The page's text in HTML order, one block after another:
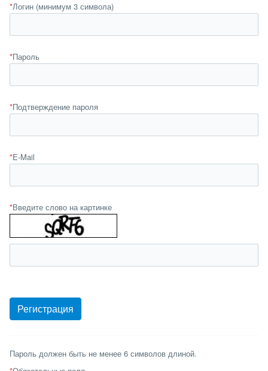
*Логин (минимум 3 символа)
*Пароль
*Подтверждение пароля
*E-Mail
*Введите слово на картинке
Пароль должен быть не менее 6 символов длиной.